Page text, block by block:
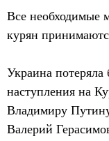
Все необходимые
курян
Украина
наступления на
Владимиру
Валерий